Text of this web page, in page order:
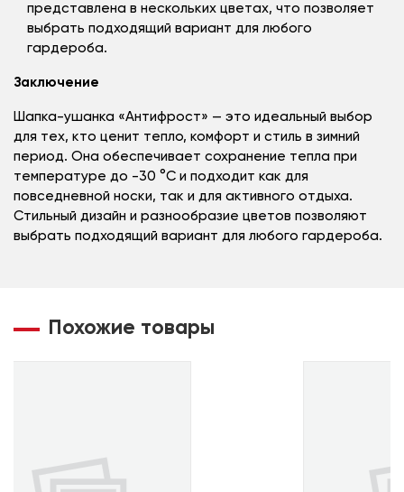
представлена в нескольких цветах, что позволяет
выбрать подходящий вариант для любого
гардероба.
Заключение
Шапка-ушанка «Антифрост» — это идеальный выбор
для тех, кто ценит тепло, комфорт и стиль в зимний
период. Она обеспечивает сохранение тепла при
температуре до -30 °C и подходит как для
повседневной носки, так и для активного отдыха.
Стильный дизайн и разнообразие цветов позволяют
выбрать подходящий вариант для любого гардероба.
Похожие товары